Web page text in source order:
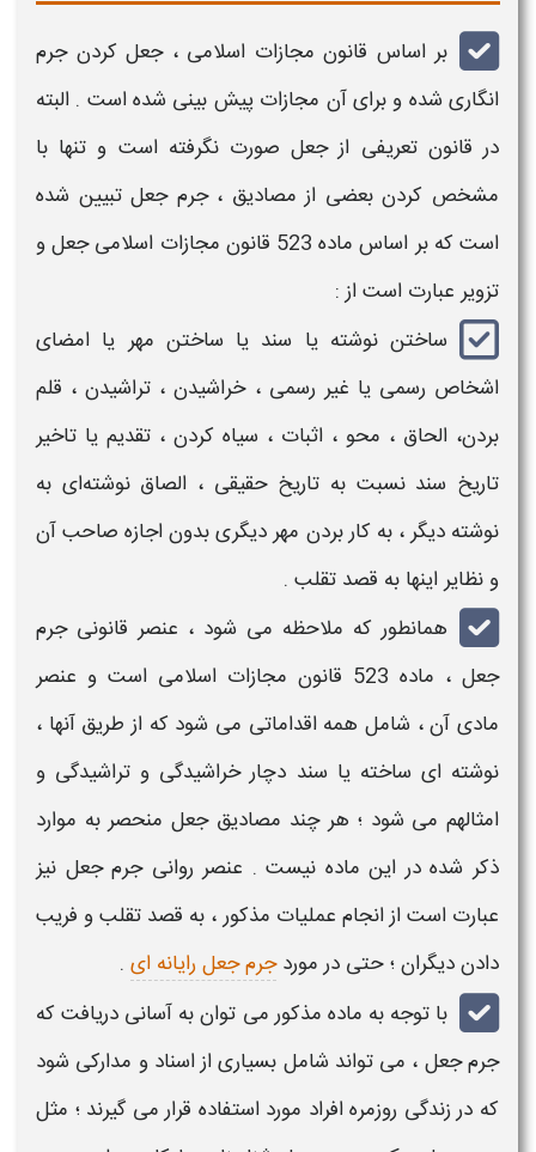
بر اساس قانون مجازات اسلامی ، جعل کردن جرم
انگاری شده و برای آن مجازاتپیش بینی شده است . البته
در قانون تعریفی ازجعل صورت نگرفته است و تنها با
مشخص کردن بعضی از مصادیق ،جرم جعلتبیین شده
است که بر اساس ماده 523 قانون
مجازات اسلامیجعل و
تزویر عبارت است از :
ساختن نوشته یا سند یا ساختن مهر یا امضای
اشخاص رسمی یا غیر رسمی ، خراشیدن ، تراشیدن ، قلم
بردن‌، الحاق ، محو ، اثبات ، سیاه کردن ، تقدیم یا تاخیر
تاریخ سند نسبت به تاریخ حقیقی ، الصاق نوشته‌ای به
نوشته دیگر ، به کار بردن مهر دیگری ‌بدون اجازه صاحب آن
و نظایر اینها به قصد تقلب .
همانطور که ملاحظه می شود ، عنصر قانونیجرم
جعل ، ماده 523 قانون مجازات اسلامی است و عنصر
مادی آن ، شامل همه اقداماتی می شود که از طریق آنها ،
نوشته ای ساخته یا سند دچار خراشیدگی و تراشیدگی و
امثالهم می شود ؛ هر چند مصادیقجعلمنحصر به موارد
ذکر شده در این ماده نیست . عنصر روانی جرم جعل نیز
عبارت است از انجام عملیات مذکور ، به قصد تقلب و فریب
دادن دیگران ؛ حتی در موردجرم جعل رایانه ای .
با توجه به ماده مذکور می توان به آسانی دریافت که
جرم جعل ، می تواند شامل بسیاری از اسناد و مدارکی شود
که در زندگی روزمره افراد مورد استفاده قرار می گیرند ؛ مثل